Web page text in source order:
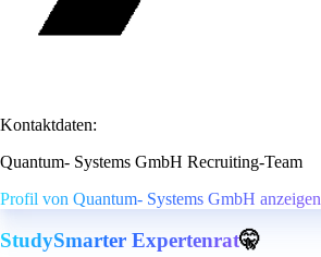
Kontaktdaten:
Quantum- Systems GmbH Recruiting-Team
Profil von Quantum- Systems GmbH anzeigen
StudySmarter Expertenrat🤫